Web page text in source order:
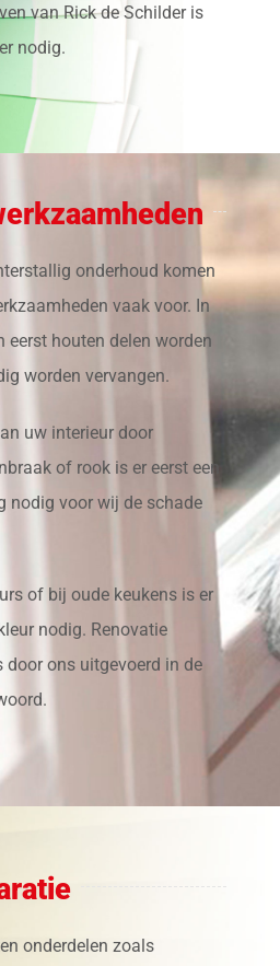
van Rick de Schilder is
nodig.
onderhoud komen
vaak voor. In
eerst houten delen worden
worden vervangen.
uw interieur door
of rook is er eerst een
nodig voor wij de schade
of bij oude keukens is er
nodig. Renovatie
door ons uitgevoerd in de
onderdelen zoals